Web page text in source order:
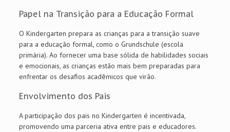
Papel na Transição para a Educação Formal
O Kindergarten prepara as crianças para a transição suave
para a educação formal, como o Grundschule (escola
primária). Ao fornecer uma base sólida de habilidades sociais
e emocionais, as crianças estão mais bem preparadas para
enfrentar os desafios acadêmicos que virão.
Envolvimento dos Pais
A participação dos pais no Kindergarten é incentivada,
promovendo uma parceria ativa entre pais e educadores.